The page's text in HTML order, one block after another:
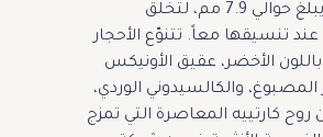
قيراط وبعرض موحّد يبلغ حوالي 7.9 مم، لتخلق
تنسيقها معاً. تتنوّع الأحجار
الأخضر، عقيق الأونيكس
والكالسيدوني الوردي،
كارتييه المعاصرة التي تمزج